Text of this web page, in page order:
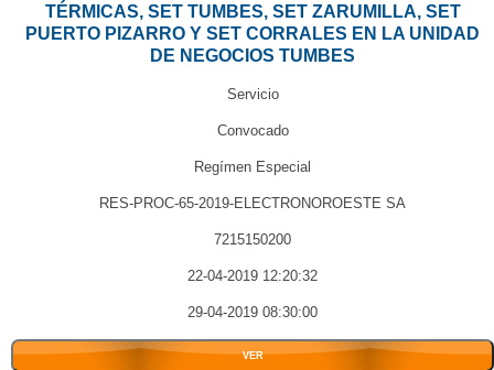
TÉRMICAS, SET TUMBES, SET ZARUMILLA, SET
PUERTO PIZARRO Y SET CORRALES EN LA UNIDAD
DE NEGOCIOS TUMBES
Servicio
Convocado
Regímen Especial
RES-PROC-65-2019-ELECTRONOROESTE SA
7215150200
22-04-2019 12:20:32
29-04-2019 08:30:00
VER